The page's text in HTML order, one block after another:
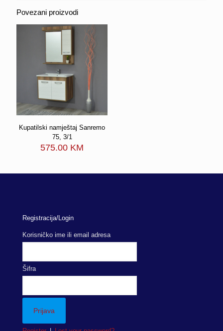
NERA
količina
Povezani proizvodi
Kupatilski namještaj Sanremo
75, 3/1
575.00 KM
Registracija/Login
Korisničko ime ili email adresa
Šifra